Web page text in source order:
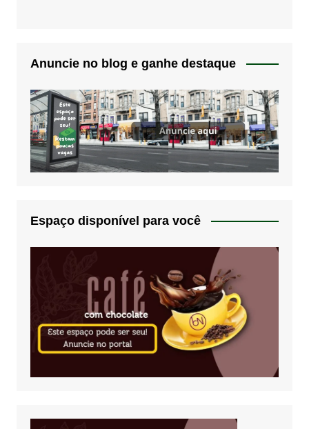
Anuncie no blog e ganhe destaque
Espaço disponível para você